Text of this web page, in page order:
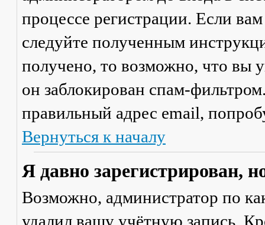
процессе регистрации. Если
следуйте полученным
получено, то возможно, что вы
он заблокирован спам-
правильный адрес email,
Вернуться к началу
Я давно зарегистрирован,
Возможно, администратор по
удалил вашу учётную запись.